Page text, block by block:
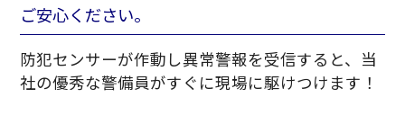
ご安心ください。
防犯センサーが作動し異常警報を受信すると、当
社の優秀な警備員がすぐに現場に駆けつけます！